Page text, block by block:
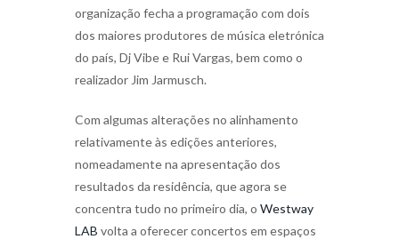
organização fecha a programação com dois
dos maiores produtores de música eletrónica
do país, Dj Vibe e Rui Vargas, bem como o
realizador Jim Jarmusch.
Com algumas alterações no alinhamento
relativamente às edições anteriores,
nomeadamente na apresentação dos
resultados da residência, que agora se
concentra tudo no primeiro dia, o Westway
LAB volta a oferecer concertos em espaços